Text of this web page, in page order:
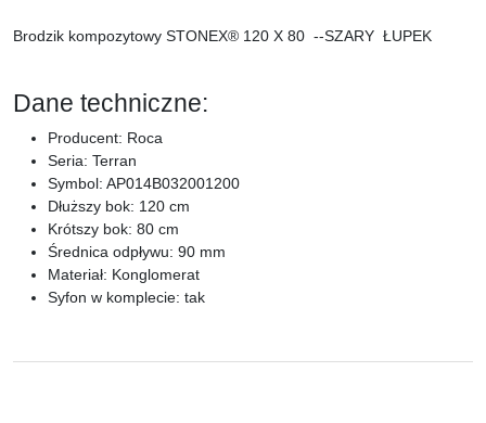
Brodzik kompozytowy STONEX® 120 X 80 --SZARY ŁUPEK
Dane techniczne:
Producent: Roca
Seria: Terran
Symbol: AP014B032001200
Dłuższy bok: 120 cm
Krótszy bok: 80 cm
Średnica odpływu: 90 mm
Materiał: Konglomerat
Syfon w komplecie: tak